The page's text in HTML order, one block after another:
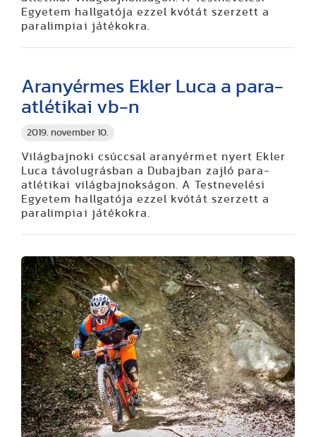
Egyetem hallgatója ezzel kvótát szerzett a
paralimpiai játékokra.
2019. november 10.
Aranyérmes Ekler Luca a para-
atlétikai vb-n
Világbajnoki csúccsal aranyérmet nyert Ekler
Luca távolugrásban a Dubajban zajló para-
atlétikai világbajnokságon. A Testnevelési
Egyetem hallgatója ezzel kvótát szerzett a
paralimpiai játékokra.